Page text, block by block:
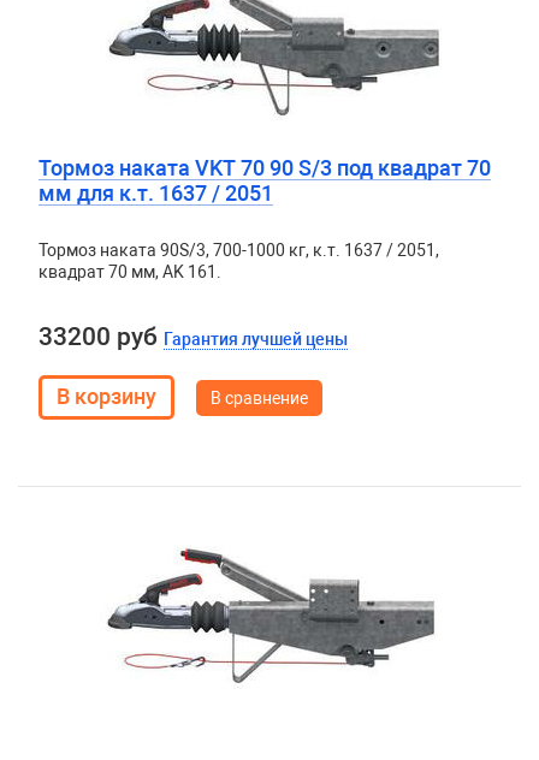
Тормоз наката VKT 70 90 S/3 под квадрат 70
мм для к.т. 1637 / 2051
Тормоз наката 90S/3, 700-1000 кг, к.т. 1637 / 2051,
квадрат 70 мм, AK 161.
33200 руб Гарантия лучшей цены
В сравнение